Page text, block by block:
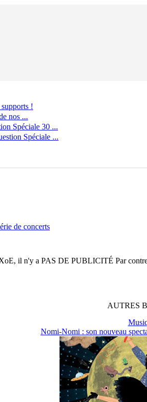
!
nos ...
Spéciale 30 ...
Spéciale ...
de concerts
, il n'y a PAS DE PUBLICITÉ Par
AUTRES
Nomi-Nomi : son nouveau